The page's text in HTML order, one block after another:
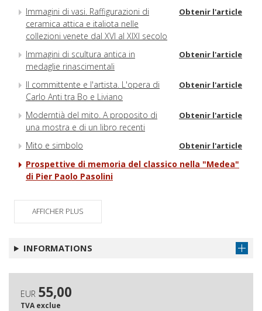
Immagini di vasi. Raffigurazioni di
ceramica attica e italiota nelle
collezioni venete dal XVI al XIXI secolo
Obtenir l'article
Immagini di scultura antica in
medaglie rinascimentali
Obtenir l'article
Il committente e l'artista. L'opera di
Carlo Anti tra Bo e Liviano
Obtenir l'article
Moderntià del mito. A proposito di
una mostra e di un libro recenti
Obtenir l'article
Mito e simbolo Obtenir l'article
Prospettive di memoria del classico nella "Medea"
di Pier Paolo Pasolini
AFFICHER PLUS
INFORMATIONS
EUR 55,00
TVA exclue